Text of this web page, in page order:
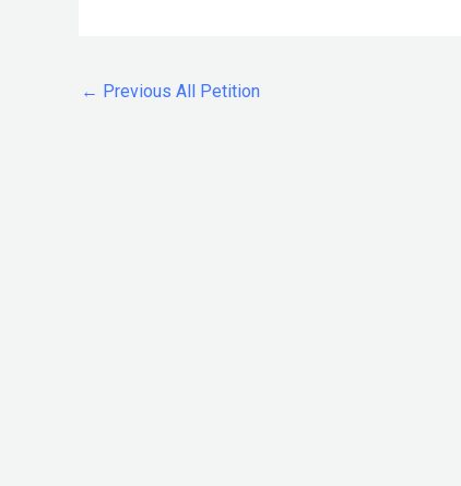
← Previous All Petition